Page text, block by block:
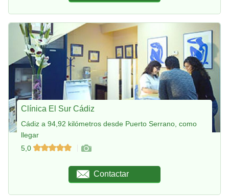
Clínica El Sur Cádiz
Cádiz a 94,92 kilómetros desde Puerto Serrano, como
llegar
5,0
Contactar